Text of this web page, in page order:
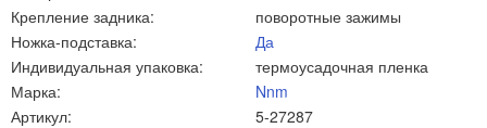
Крепление задника:
поворотные зажимы
Ножка-подставка:
Да
Индивидуальная упаковка:
термоусадочная пленка
Марка:
Nnm
Артикул:
5-27287